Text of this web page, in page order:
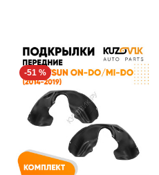
-51 %